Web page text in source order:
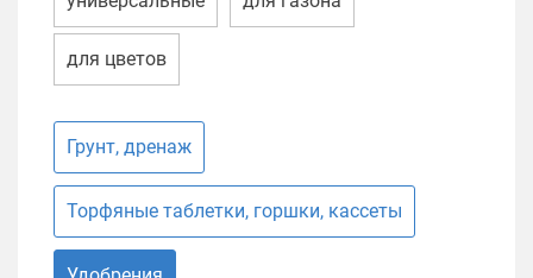
для цветов
Грунт, дренаж
Торфяные таблетки, горшки, кассеты